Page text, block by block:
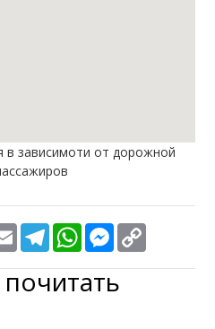
зависимоти от дорожной
Email TelegramWhatsAppMessenger